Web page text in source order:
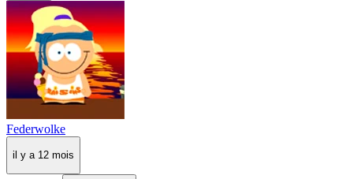
Federwolke
il y a 12 mois